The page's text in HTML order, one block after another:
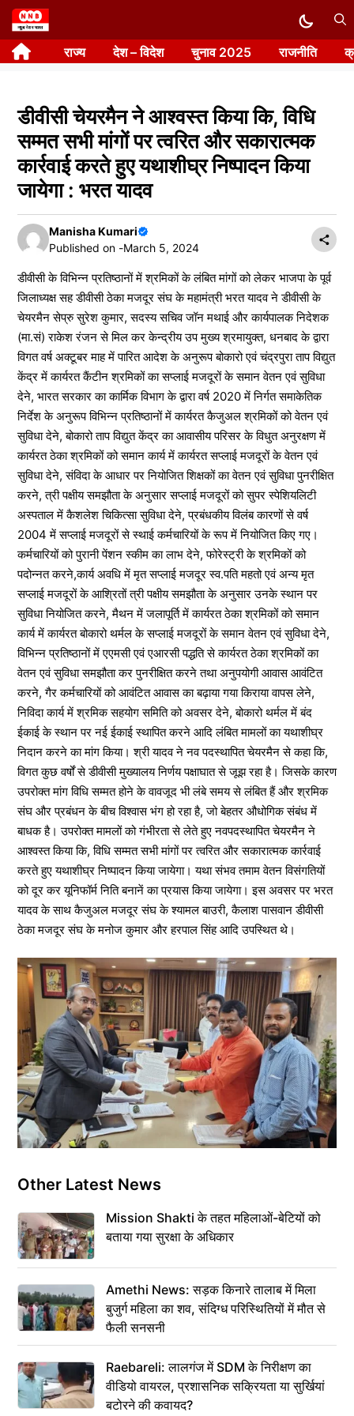
Skip
to
content राज्य देश – विदेश चुनाव 2025 राजनीति
डीवीसी चेयरमैन ने आश्वस्त किया कि, विधि
सम्मत सभी मांगों पर त्वरित और सकारात्मक
कार्रवाई करते हुए यथाशीघ्र निष्पादन किया
जायेगा : भरत यादव
Manisha Kumari
Published on -March 5, 2024
डीवीसी के विभिन्न प्रतिष्ठानों में श्रमिकों के लंबित मांगों को लेकर भाजपा के पूर्व
जिलाध्यक्ष सह डीवीसी ठेका मजदूर संघ के महामंत्री भरत यादव ने डीवीसी के
चेयरमैन सेप्रु सुरेश कुमार, सदस्य सचिव जॉन मथाई और कार्यपालक निदेशक
(मा.सं) राकेश रंजन से मिल कर केन्द्रीय उप मुख्य श्रमायुक्त, धनबाद के द्वारा
विगत वर्ष अक्टूबर माह में पारित आदेश के अनुरूप बोकारो एवं चंद्रपुरा ताप विद्युत
केंद्र में कार्यरत कैंटीन श्रमिकों का सप्लाई मजदूरों के समान वेतन एवं सुविधा
देने, भारत सरकार का कार्मिक विभाग के द्वारा वर्ष 2020 में निर्गत समाकेतिक
निर्देश के अनुरूप विभिन्न प्रतिष्ठानों में कार्यरत कैजुअल श्रमिकों को वेतन एवं
सुविधा देने, बोकारो ताप विद्युत केंद्र का आवासीय परिसर के विधुत अनुरक्षण में
कार्यरत ठेका श्रमिकों को समान कार्य में कार्यरत सप्लाई मजदूरों के वेतन एवं
सुविधा देने, संविदा के आधार पर नियोजित शिक्षकों का वेतन एवं सुविधा पुनरीक्षित
करने, त्री पक्षीय समझौता के अनुसार सप्लाई मजदूरों को सुपर स्पेशियलिटी
अस्पताल में कैशलेश चिकित्सा सुविधा देने, प्रबंधकीय विलंब कारणों से वर्ष
2004 में सप्लाई मजदूरों से स्थाई कर्मचारियों के रूप में नियोजित किए गए।
कर्मचारियों को पुरानी पेंशन स्कीम का लाभ देने, फोरेस्ट्री के श्रमिकों को
पदोन्नत करने,कार्य अवधि में मृत सप्लाई मजदूर स्व.पति महतो एवं अन्य मृत
सप्लाई मजदूरों के आश्रितों त्री पक्षीय समझौता के अनुसार उनके स्थान पर
सुविधा नियोजित करने, मैथन में जलापूर्ति में कार्यरत ठेका श्रमिकों को समान
कार्य में कार्यरत बोकारो थर्मल के सप्लाई मजदूरों के समान वेतन एवं सुविधा देने,
विभिन्न प्रतिष्ठानों में एएमसी एवं एआरसी पद्धति से कार्यरत ठेका श्रमिकों का
वेतन एवं सुविधा समझौता कर पुनरीक्षित करने तथा अनुपयोगी आवास आवंटित
करने, गैर कर्मचारियों को आवंटित आवास का बढ़ाया गया किराया वापस लेने,
निविदा कार्य में श्रमिक सहयोग समिति को अवसर देने, बोकारो थर्मल में बंद
ईकाई के स्थान पर नई ईकाई स्थापित करने आदि लंबित मामलों का यथाशीघ्र
निदान करने का मांग किया। श्री यादव ने नव पदस्थापित चेयरमैन से कहा कि,
विगत कुछ वर्षों से डीवीसी मुख्यालय निर्णय पक्षाघात से जूझ रहा है। जिसके कारण
उपरोक्त मांग विधि सम्मत होने के वावजूद भी लंबे समय से लंबित हैं और श्रमिक
संघ और प्रबंधन के बीच विश्वास भंग हो रहा है, जो बेहतर औधोगिक संबंध में
बाधक है। उपरोक्त मामलों को गंभीरता से लेते हुए नवपदस्थापित चेयरमैन ने
आश्वस्त किया कि, विधि सम्मत सभी मांगों पर त्वरित और सकारात्मक कार्रवाई
करते हुए यथाशीघ्र निष्पादन किया जायेगा। यथा संभव तमाम वेतन विसंगतियों
को दूर कर यूनिफॉर्म निति बनानें का प्रयास किया जायेगा। इस अवसर पर भरत
यादव के साथ कैजुअल मजदूर संघ के श्यामल बाउरी, कैलाश पासवान डीवीसी
ठेका मजदूर संघ के मनोज कुमार और हरपाल सिंह आदि उपस्थित थे।
Other Latest News
Mission Shakti के तहत महिलाओं-बेटियों को
बताया गया सुरक्षा के अधिकार
Amethi News: सड़क किनारे तालाब में मिला
बुजुर्ग महिला का शव, संदिग्ध परिस्थितियों में मौत से
फैली सनसनी
Raebareli: लालगंज में SDM के निरीक्षण का
वीडियो वायरल, प्रशासनिक सक्रियता या सुर्खियां
बटोरने की कवायद?